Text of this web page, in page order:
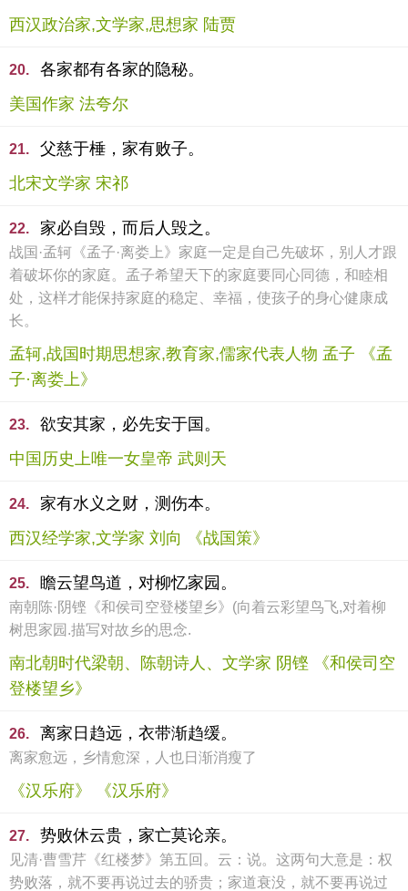
西汉政治家,文学家,思想家 陆贾
20.
各家都有各家的隐秘。
美国作家 法夸尔
21.
父慈于棰，家有败子。
北宋文学家 宋祁
22. 家必自毁，而后人毁之。
战国·孟轲《孟子·离娄上》家庭一定是自己先破坏，别人才跟
着破坏你的家庭。孟子希望天下的家庭要同心同德，和睦相
处，这样才能保持家庭的稳定、幸福，使孩子的身心健康成
长。
孟轲,战国时期思想家,教育家,儒家代表人物 孟子 《孟
子·离娄上》
23.
欲安其家，必先安于国。
中国历史上唯一女皇帝 武则天
24.
家有水义之财，测伤本。
西汉经学家,文学家 刘向 《战国策》
25. 瞻云望鸟道，对柳忆家园。
南朝陈·阴铿《和侯司空登楼望乡》(向着云彩望鸟飞,对着柳
树思家园.描写对故乡的思念.
南北朝时代梁朝、陈朝诗人、文学家 阴铿 《和侯司空
登楼望乡》
26. 离家日趋远，衣带渐趋缓。
离家愈远，乡情愈深，人也日渐消瘦了
《汉乐府》 《汉乐府》
27. 势败休云贵，家亡莫论亲。
见清·曹雪芹《红楼梦》第五回。云：说。这两句大意是：权
势败落，就不要再说过去的骄贵；家道衰没，就不要再说过